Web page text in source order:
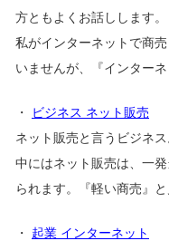
方ともよくお話しします。
私がインターネットで商
いませんが、『インター
・
ビジネス ネット販売
ネット販売と言うビジネス
中にはネット販売は、一
られます。『軽い商売』と
・ 起業 インターネット